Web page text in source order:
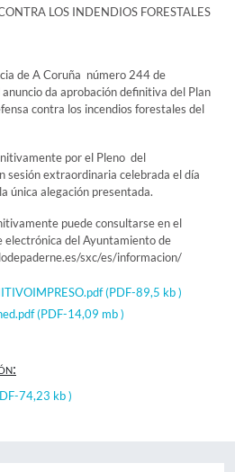
LOS INDENDIOS FORESTALES
de A Coruña número 244 de
da aprobación definitiva del Plan
contra los incendios forestales del
por el Pleno del
sesión extraordinaria celebrada el día
única alegación presentada.
puede consultarse en el
electrónica del Ayuntamiento de
sxc/es/informacion/
(PDF-89,5 kb )
(PDF-14,09 mb )
74,23 kb )